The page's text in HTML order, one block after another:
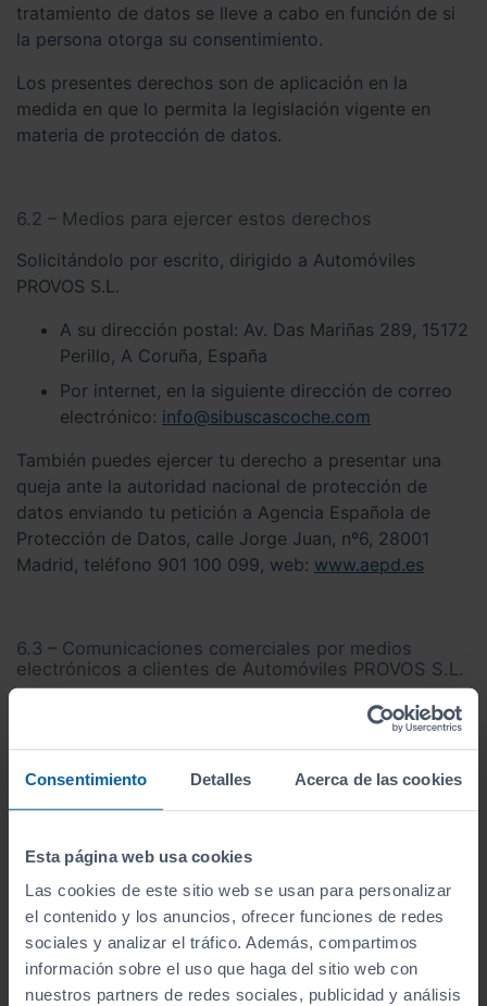
Consentimiento Detalles Acerca de las cookies
Esta página web usa cookies
Las cookies de este sitio web se usan para personalizar
el contenido y los anuncios, ofrecer funciones de redes
sociales y analizar el tráfico. Además, compartimos
información sobre el uso que haga del sitio web con
nuestros partners de redes sociales, publicidad y análisis
tratamiento de datos se lleve a cabo en función de si
la persona otorga su consentimiento.
Los presentes derechos son de aplicación en la
medida en que lo permita la legislación vigente en
materia de protección de datos.
6.2 – Medios para ejercer estos derechos
Solicitándolo por escrito, dirigido a Automóviles
PROVOS S.L.
A su dirección postal: Av. Das Mariñas 289, 15172
Perillo, A Coruña, España
Por internet, en la siguiente dirección de correo
electrónico: info@sibuscascoche.com
También puedes ejercer tu derecho a presentar una
queja ante la autoridad nacional de protección de
datos enviando tu petición a Agencia Española de
Protección de Datos, calle Jorge Juan, nº6, 28001
Madrid, teléfono 901 100 099, web: www.aepd.es
6.3 – Comunicaciones comerciales por medios
electrónicos a clientes de Automóviles PROVOS S.L.
Te recordamos que, como Cliente o usuario de
servicios de Automóviles PROVOS S.L. dispones en
comunicaciones comerciales electrónicas de
Automóviles PROVOS S.L. mediante comunicación a
7 – Datos personales obligatorios para
obtener un servicio.
La negativa a facilitar los datos personales que se